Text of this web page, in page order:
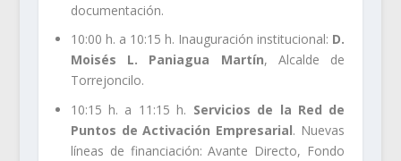
documentación.
10:00 h. a 10:15 h. Inauguración institucional: D.
Moisés L. Paniagua Martín, Alcalde de
Torrejoncilo.
10:15 h. a 11:15 h. Servicios de la Red de
Puntos de Activación Empresarial. Nuevas
líneas de financiación: Avante Directo, Fondo